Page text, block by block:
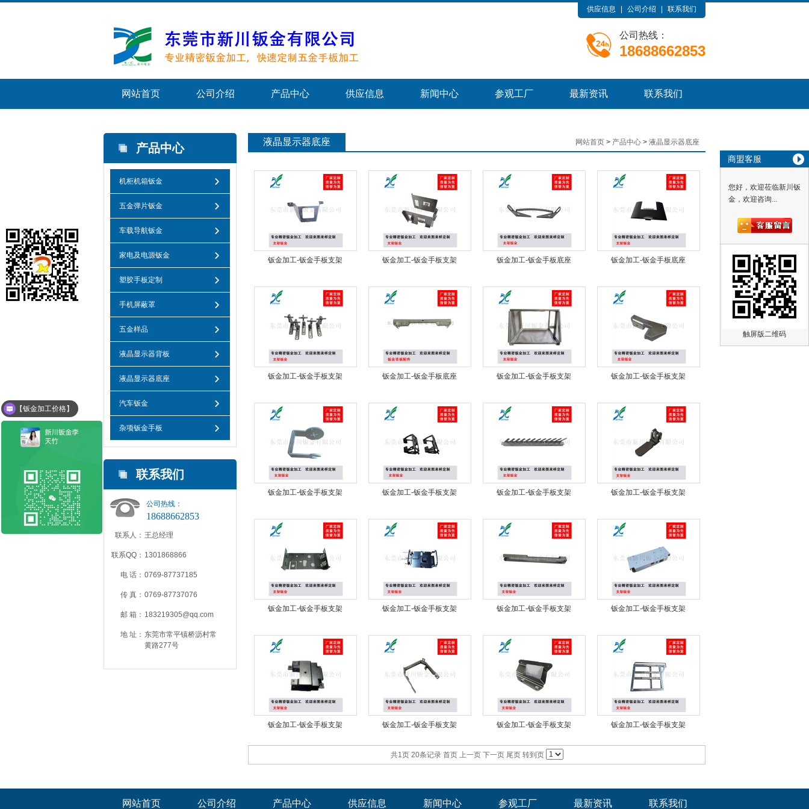
商盟客服
您好，欢迎莅临新川钣
金，欢迎咨询...
触屏版二维码
供应信息 公司介绍 联系我们
公司热线：
18688662853
网站首页 公司介绍 产品中心 供应信息 新闻中心 参观工厂 最新资讯 联系我们
产品中心
机柜机箱钣金
五金弹片钣金
车载导航钣金
家电及电源钣金
塑胶手板定制
手机屏蔽罩
五金样品
液晶显示器背板
液晶显示器底座
汽车钣金
杂项钣金手板
联系我们
公司热线：
18688662853
联系人： 王总经理
联系QQ： 1301868866
电 话： 0769-87737185
传 真： 0769-87737076
邮 箱： 183219305@qq.com
地 址： 东莞市常平镇桥沥村常
黄路277号
网站首页 > 产品中心 > 液晶显示器底座
液晶显示器底座
钣金加工-钣金手板支架 钣金加工-钣金手板支架 钣金加工-钣金手板底座 钣金加工-钣金手板底座
钣金加工-钣金手板支架 钣金加工-钣金手板底座 钣金加工-钣金手板支架 钣金加工-钣金手板支架
钣金加工-钣金手板支架 钣金加工-钣金手板支架 钣金加工-钣金手板支架 钣金加工-钣金手板支架
钣金加工-钣金手板支架 钣金加工-钣金手板支架 钣金加工-钣金手板支架 钣金加工-钣金手板支架
钣金加工-钣金手板支架 钣金加工-钣金手板支架 钣金加工-钣金手板支架 钣金加工-钣金手板支架
共1页 20条记录 首页 上一页 下一页 尾页转到页
网站首页 公司介绍 产品中心 供应信息 新闻中心 参观工厂 最新资讯 联系我们
【钣金加工价格】